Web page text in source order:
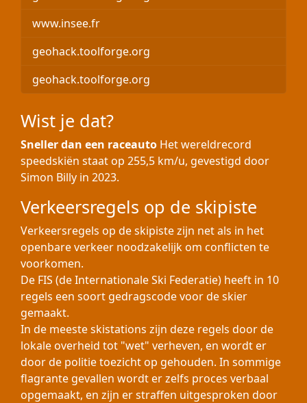
www.insee.fr
geohack.toolforge.org
geohack.toolforge.org
Wist je dat?
Sneller dan een raceauto Het wereldrecord
speedskiën staat op 255,5 km/u, gevestigd door
Simon Billy in 2023.
Verkeersregels op de skipiste
Verkeersregels op de skipiste zijn net als in het
openbare verkeer noodzakelijk om conflicten te
voorkomen.
De FIS (de Internationale Ski Federatie) heeft in 10
regels een soort gedragscode voor de skier
gemaakt.
In de meeste skistations zijn deze regels door de
lokale overheid tot "wet" verheven, en wordt er
door de politie toezicht op gehouden. In sommige
flagrante gevallen wordt er zelfs proces verbaal
opgemaakt, en zijn er straffen uitgesproken door